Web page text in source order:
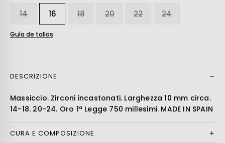
14 16 18 20 22 24
Guía de tallas
DESCRIZIONE
Massiccio. Zirconi incastonati. Larghezza 10 mm circa.
14-18. 20-24. Oro 1ª Legge 750 millesimi. MADE IN SPAIN
CURA E COMPOSIZIONE